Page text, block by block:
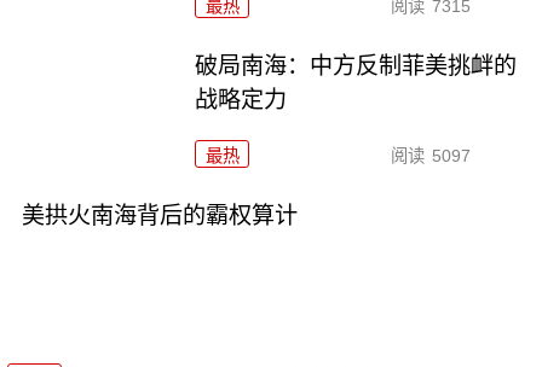
最热 阅读 7315
破局南海：中方反制菲美挑衅的
战略定力
最热 阅读 5097
美拱火南海背后的霸权算计